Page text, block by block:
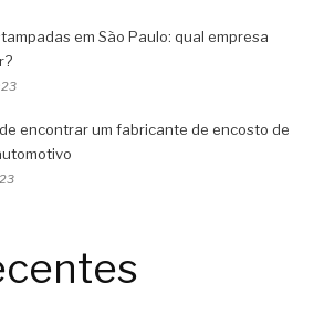
em São Paulo: qual empresa
encontrar um fabricante de encosto de